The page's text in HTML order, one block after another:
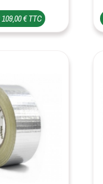
€ TTC